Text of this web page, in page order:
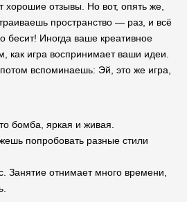
хорошие отзывы. Но вот, опять же,
пространство — раз, и всё
бесит! Иногда ваше креативное
как игра воспринимает ваши идеи.
вспоминаешь: Эй, это же игра,
бомба, яркая и живая.
попробовать разные стили
Занятие отнимает много времени,